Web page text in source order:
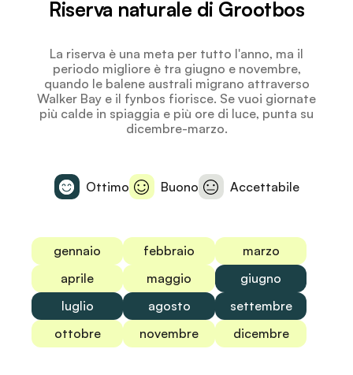
Riserva naturale di Grootbos
La riserva è una meta per tutto l'anno, ma il
periodo migliore è tra giugno e novembre,
quando le balene australi migrano attraverso
Walker Bay e il fynbos fiorisce. Se vuoi giornate
più calde in spiaggia e più ore di luce, punta su
dicembre-marzo.
Ottimo Buono Accettabile
gennaio febbraio
marzo
aprile
maggio
giugno
luglio
agosto
settembre
ottobre
novembre dicembre